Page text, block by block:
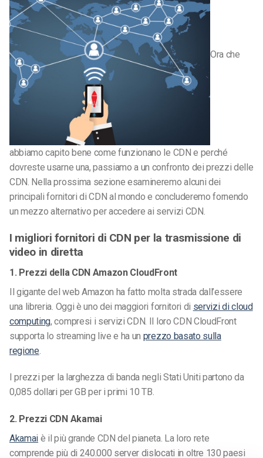
Ora che
abbiamo capito bene come funzionano le CDN e perché
dovreste usarne una, passiamo a un confronto dei prezzi delle
CDN. Nella prossima sezione esamineremo alcuni dei
principali fornitori di CDN al mondo e concluderemo fornendo
un mezzo alternativo per accedere ai servizi CDN.
I migliori fornitori di CDN per la trasmissione di
video in diretta
1. Prezzi della CDN Amazon CloudFront
Il gigante del web Amazon ha fatto molta strada dall’essere
una libreria. Oggi è uno dei maggiori fornitori di servizi di cloud
computing, compresi i servizi CDN. Il loro CDN CloudFront
supporta lo streaming live e ha un prezzo basato sulla
regione
I prezzi per la larghezza di banda negli Stati Uniti partono da
0,085 dollari per GB per i primi 10 TB.
2. Prezzi CDN Akamai
Akamai è il più grande CDN del pianeta. La loro rete
comprende più di 240.000 server dislocati in oltre 130 paesi